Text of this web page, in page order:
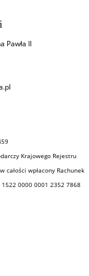
Pawła II
Krajowego Rejestru
całości wpłacony Rachunek
0000 0001 2352 7868